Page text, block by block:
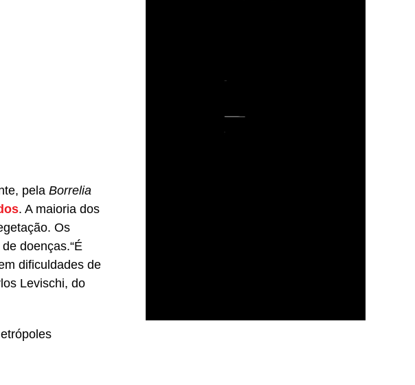
pela Borrelia
. A maioria dos
Os
doenças.“É
dificuldades de
Levischi, do